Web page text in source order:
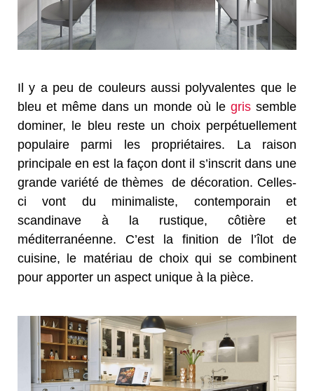
Il y a peu de couleurs aussi polyvalentes que le
bleu et même dans un monde où le grissemble
dominer, le bleu reste un choix perpétuellement
populaire parmi les propriétaires. La raison
principale en est la façon dont il s’inscrit dans une
grande variété de thèmes de décoration. Celles-
ci vont du minimaliste, contemporain et
scandinave à la rustique, côtière et
méditerranéenne. C’est la finition de l’îlot de
cuisine, le matériau de choix qui se combinent
pour apporter un aspect unique à la pièce.